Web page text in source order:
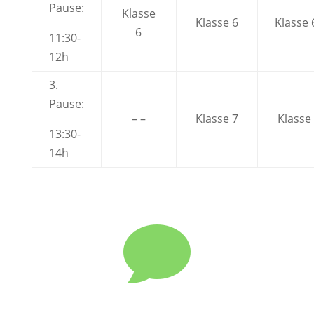
Pause:
11:30-
12h
Klasse
6
Klasse 6 Klasse
3.
Pause:
13:30-
14h
– – Klasse 7 Klasse
